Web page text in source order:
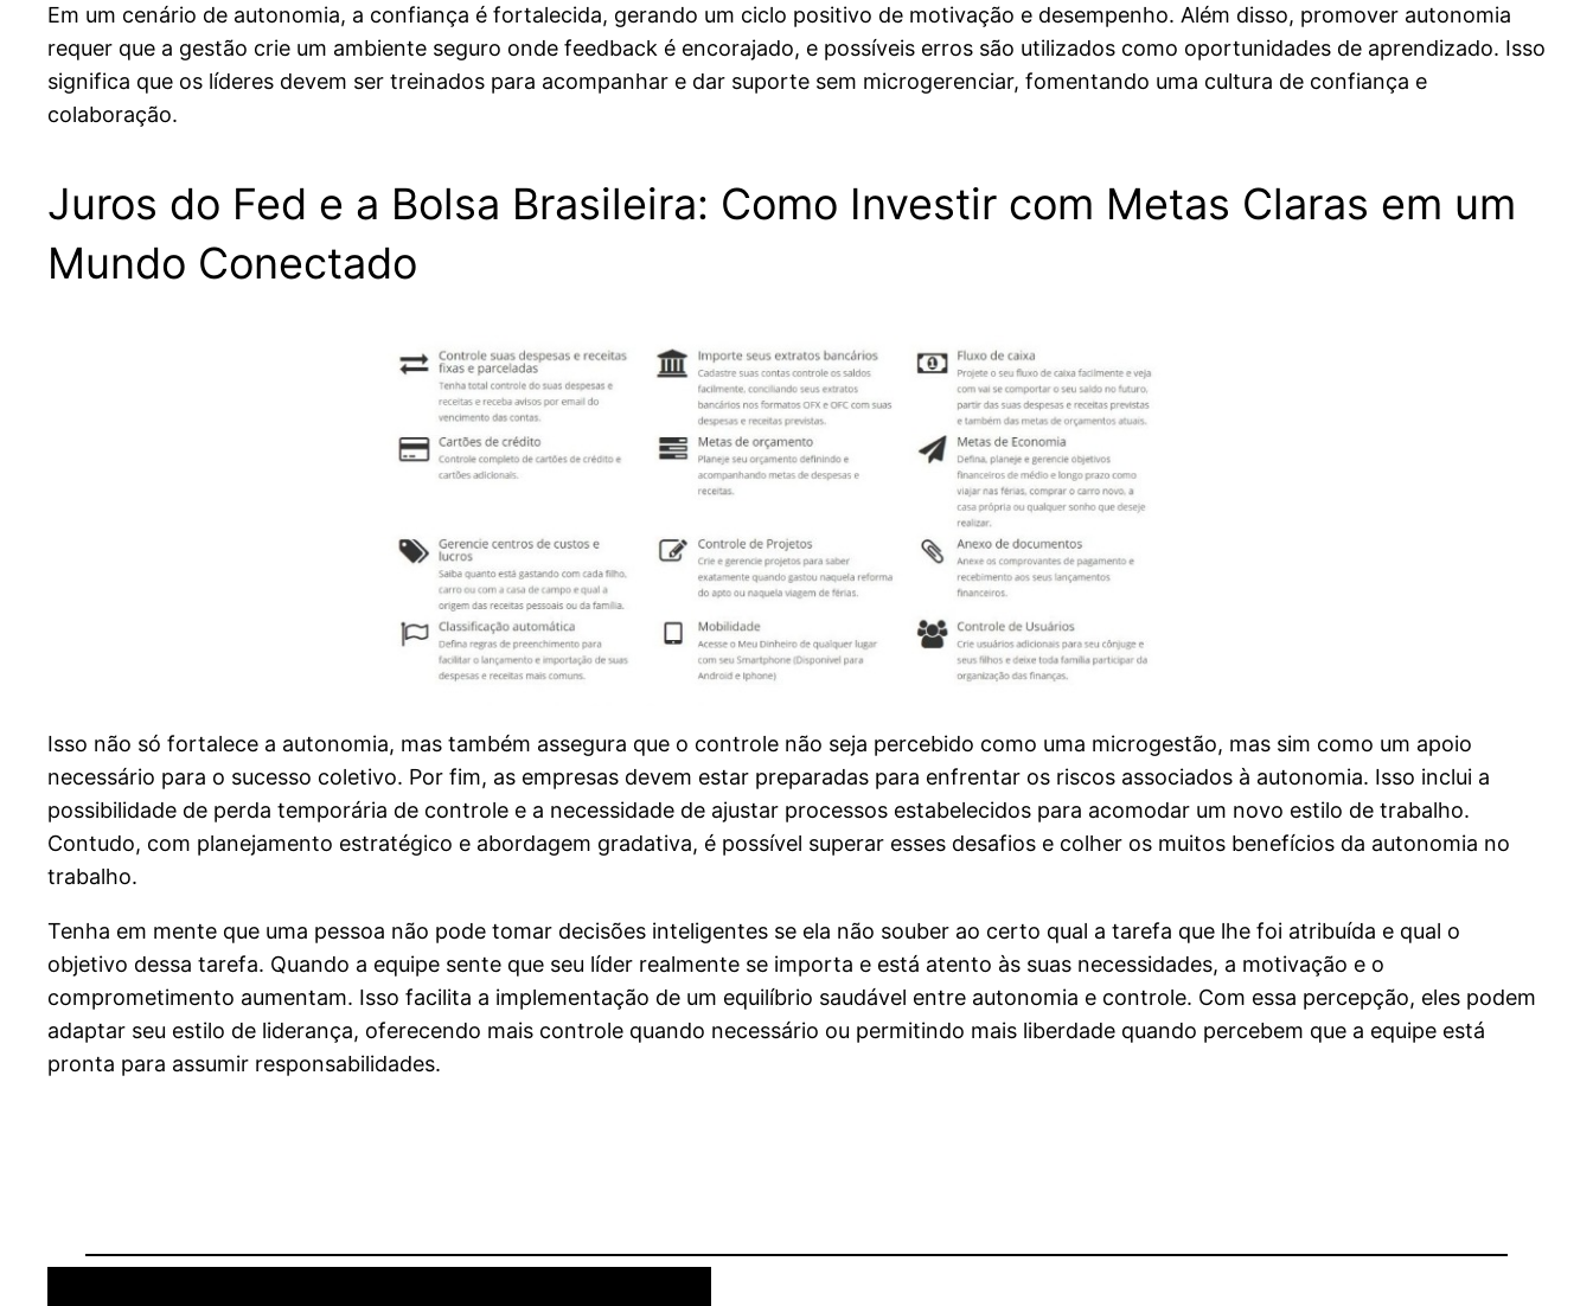
Em um cenário de autonomia, a confiança é fortalecida, gerando um ciclo positivo de motivação e desempenho. Além disso, promover autonomia
requer que a gestão crie um ambiente seguro onde feedback é encorajado, e possíveis erros são utilizados como oportunidades de aprendizado. Isso
significa que os líderes devem ser treinados para acompanhar e dar suporte sem microgerenciar, fomentando uma cultura de confiança e
colaboração.
Juros do Fed e a Bolsa Brasileira: Como Investir com Metas Claras em um
Mundo Conectado
Isso não só fortalece a autonomia, mas também assegura que o controle não seja percebido como uma microgestão, mas sim como um apoio
necessário para o sucesso coletivo. Por fim, as empresas devem estar preparadas para enfrentar os riscos associados à autonomia. Isso inclui a
possibilidade de perda temporária de controle e a necessidade de ajustar processos estabelecidos para acomodar um novo estilo de trabalho.
Contudo, com planejamento estratégico e abordagem gradativa, é possível superar esses desafios e colher os muitos benefícios da autonomia no
trabalho.
Tenha em mente que uma pessoa não pode tomar decisões inteligentes se ela não souber ao certo qual a tarefa que lhe foi atribuída e qual o
objetivo dessa tarefa. Quando a equipe sente que seu líder realmente se importa e está atento às suas necessidades, a motivação e o
comprometimento aumentam. Isso facilita a implementação de um equilíbrio saudável entre autonomia e controle. Com essa percepção, eles podem
adaptar seu estilo de liderança, oferecendo mais controle quando necessário ou permitindo mais liberdade quando percebem que a equipe está
pronta para assumir responsabilidades.